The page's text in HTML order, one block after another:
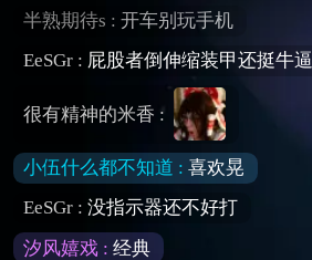
半熟期待s :开车别玩手机
EeSGr : 屁股者倒伸缩装甲还挺牛逼
很有精神的米香 :
小伍什么都不知道 :喜欢晃
EeSGr :没指示器还不好打
汐风嬉戏 :经典